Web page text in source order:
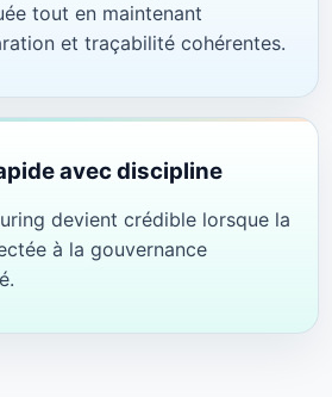
tout en maintenant
et traçabilité cohérentes.
avec discipline
devient crédible lorsque la
à la gouvernance